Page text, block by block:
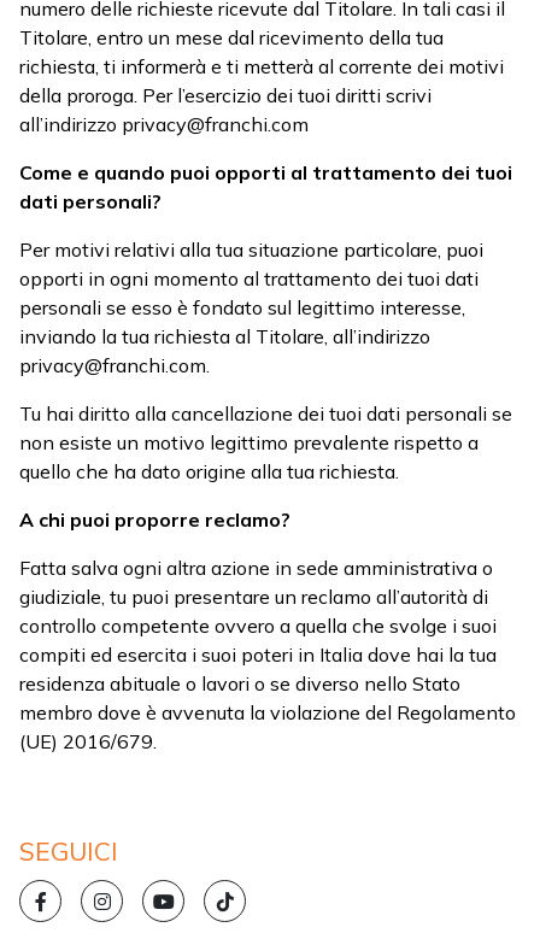
numero delle richieste ricevute dal Titolare. In tali casi il
Titolare, entro un mese dal ricevimento della tua
richiesta, ti informerà e ti metterà al corrente dei motivi
della proroga. Per l’esercizio dei tuoi diritti scrivi
all’indirizzo privacy@franchi.com
Come e quando puoi opporti al trattamento dei tuoi
dati personali?
Per motivi relativi alla tua situazione particolare, puoi
opporti in ogni momento al trattamento dei tuoi dati
personali se esso è fondato sul legittimo interesse,
inviando la tua richiesta al Titolare, all’indirizzo
privacy@franchi.com.
Tu hai diritto alla cancellazione dei tuoi dati personali se
non esiste un motivo legittimo prevalente rispetto a
quello che ha dato origine alla tua richiesta.
A chi puoi proporre reclamo?
Fatta salva ogni altra azione in sede amministrativa o
giudiziale, tu puoi presentare un reclamo all’autorità di
controllo competente ovvero a quella che svolge i suoi
compiti ed esercita i suoi poteri in Italia dove hai la tua
residenza abituale o lavori o se diverso nello Stato
membro dove è avvenuta la violazione del Regolamento
(UE) 2016/679.
SEGUICI